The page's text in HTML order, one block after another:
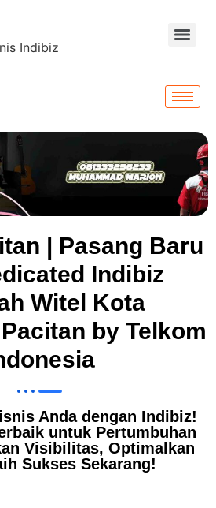
Indibiz
| Pasang Baru
Indibiz
Witel Kota
by Telkom
Anda dengan Indibiz!
untuk Pertumbuhan
Visibilitas, Optimalkan
Sukses Sekarang!